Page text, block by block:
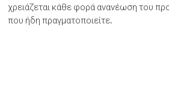
χρειάζεται κάθε φορά ανανέωση του
που ήδη πραγματοποιείτε.